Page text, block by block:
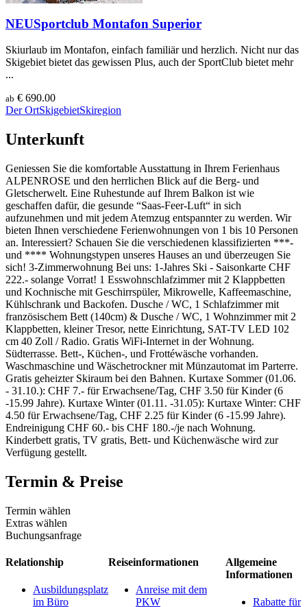
NEUSportclub Montafon Superior
Skiurlaub im Montafon, einfach familiär und herzlich. Nicht nur das
Skigebiet bietet das gewissen Plus, auch der SportClub bietet mehr
...
ab € 690.00
Der OrtSkigebietSkiregion
Unterkunft
Geniessen Sie die komfortable Ausstattung in Ihrem Ferienhaus
ALPENROSE und den herrlichen Blick auf die Berg- und
Gletscherwelt. Eine Ruhestunde auf Ihrem Balkon ist wie
geschaffen dafür, die gesunde “Saas-Feer-Luft“ in sich
aufzunehmen und mit jedem Atemzug entspannter zu werden. Wir
bieten Ihnen verschiedene Ferienwohnungen von 1 bis 10 Personen
an. Interessiert? Schauen Sie die verschiedenen klassifizierten ***-
und **** Wohnungstypen unseres Hauses an und überzeugen Sie
sich! 3-Zimmerwohnung Bei uns: 1-Jahres Ski - Saisonkarte CHF
222.- solange Vorrat! 1 Esswohnschlafzimmer mit 2 Klappbetten
und Kochnische mit Geschirrspüler, Mikrowelle, Kaffeemaschine,
Kühlschrank und Backofen. Dusche / WC, 1 Schlafzimmer mit
französischem Bett (140cm) & Dusche / WC, 1 Wohnzimmer mit 2
Klappbetten, kleiner Tresor, nette Einrichtung, SAT-TV LED 102
cm 40 Zoll / Radio. Gratis WiFi-Internet in der Wohnung.
Südterrasse. Bett-, Küchen-, und Frottéwäsche vorhanden.
Waschmaschine und Wäschetrockner mit Münzautomat im Parterre.
Gratis geheizter Skiraum bei den Bahnen. Kurtaxe Sommer (01.06.
- 31.10.): CHF 7.- für Erwachsene/Tag, CHF 3.50 für Kinder (6
-15.99 Jahre). Kurtaxe Winter (01.11. -31.05): Kurtaxe Winter: CHF
4.50 für Erwachsene/Tag, CHF 2.25 für Kinder (6 -15.99 Jahre).
Endreinigung CHF 60.- bis CHF 180.-/je nach Wohnung.
Kinderbett gratis, TV gratis, Bett- und Küchenwäsche wird zur
Verfügung gestellt.
Termin & Preise
Termin wählen
Extras wählen
Buchungsanfrage
Relationship
Ausbildungsplatz
im Büro
Reiseinformationen
Anreise mit dem
PKW
Allgemeine
Informationen
Rabatte für